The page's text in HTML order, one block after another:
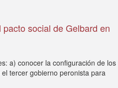
social de Gelbard en
a) conocer la configuración de los
tercer gobierno peronista para